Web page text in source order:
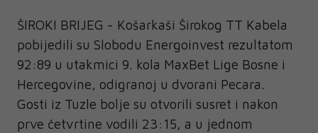
ŠIROKI BRIJEG - Košarkaši Širokog TT Kabela
pobijedili su Slobodu Energoinvest rezultatom
92:89 u utakmici 9. kola MaxBet Lige Bosne i
Hercegovine, odigranoj u dvorani Pecara.
Gosti iz Tuzle bolje su otvorili susret i nakon
prve četvrtine vodili 23:15, a u jednom